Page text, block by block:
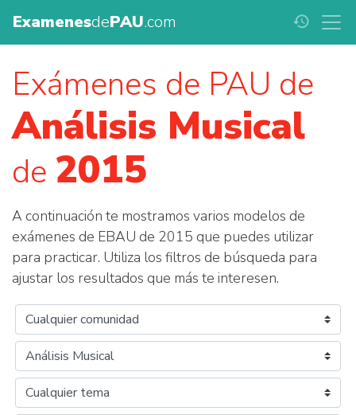
ExamenesdePAU.com history
Exámenes de PAU de
Análisis Musical
de 2015
A continuación te mostramos varios modelos de
exámenes de EBAU de 2015 que puedes utilizar
para practicar. Utiliza los filtros de búsqueda para
ajustar los resultados que más te interesen.